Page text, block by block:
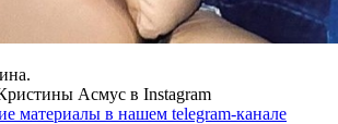
Асмус в Instagram
материалы в нашем telegram-канале